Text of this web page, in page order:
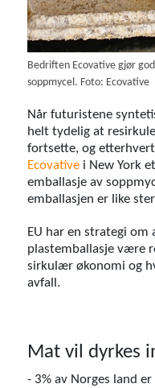
Bedriften Ecovative gjør
soppmycel. Foto: Ecovative
Når futuristene
helt tydelig at
fortsette, og
Ecovative i New York
emballasje av
emballasjen er like
EU har en strategi om
plastemballasje være
sirkulær økonomi og
avfall.
Mat vil dyrkes
- 3% av Norges land